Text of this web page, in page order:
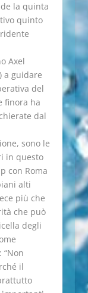
la quinta
quinto
Axel
a guidare
del
finora ha
dal
sono le
in questo
con Roma
alti
più che
che può
degli
“Non
il